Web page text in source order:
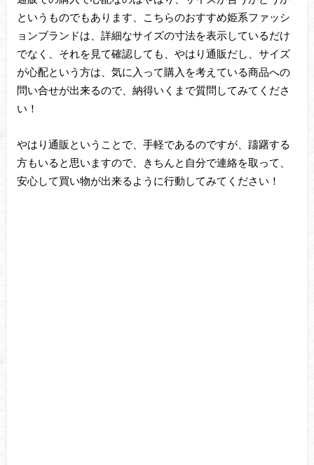
というものでもあります、こちらのおすすめ姫系ファッシ
ョンブランドは、詳細なサイズの寸法を表示しているだけ
でなく、それを見て確認しても、やはり通販だし、サイズ
が心配という方は、気に入って購入を考えている商品への
問い合せが出来るので、納得いくまで質問してみてくださ
い！
やはり通販ということで、手軽であるのですが、躊躇する
方もいると思いますので、きちんと自分で連絡を取って、
安心して買い物が出来るように行動してみてください！